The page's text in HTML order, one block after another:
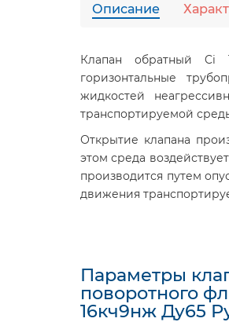
Описание
Клапан обратный Ci
горизонтальные
жидкостей
транспортируемой
Открытие клапана
этом среда
производится путем
движения
Параметры
поворотного
16кч9нж Ду65